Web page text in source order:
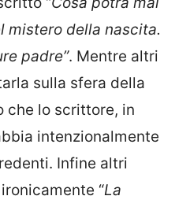
mistero della nascita.
padre”. Mentre altri
sulla sfera della
che lo scrittore, in
intenzionalmente
Infine altri
“La